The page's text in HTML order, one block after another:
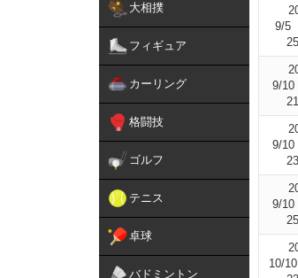
大相撲
フィギュア
カーリング
格闘技
ゴルフ
テニス
卓球
バドミントン
9/5
9/10
9/10
9/10
10/10